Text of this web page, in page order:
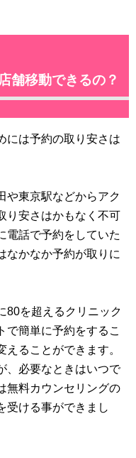
舗移動できるの？
は予約の取り安さは
東京駅などからアク
り安さはかもなく不可
電話で予約をしていた
なかなか予約が取りに
を超えるクリニック
で簡単に予約をするこ
ることができます。
、必要なときはいつで
無料カウンセリングの
受ける事ができまし